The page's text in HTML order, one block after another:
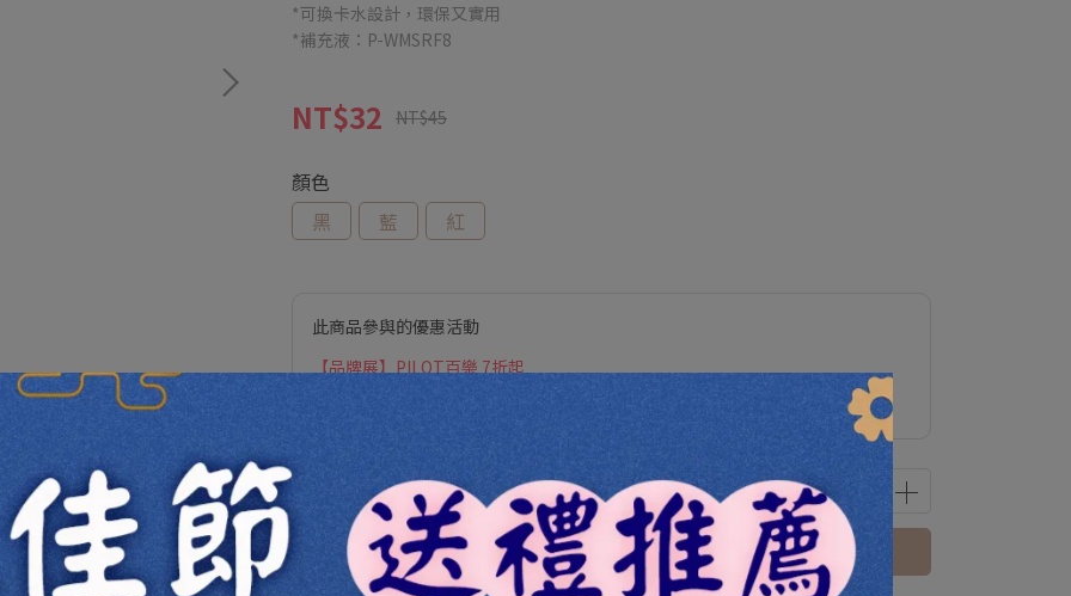
*可換卡水設計，環保又實用
*補充液：P-WMSRF8
NT$32 NT$45
顏色
黑
藍 紅
此商品參與的優惠活動
【品牌展】PILOT百樂 7折起
加入購物車 立即購買